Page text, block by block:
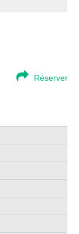
Réserver